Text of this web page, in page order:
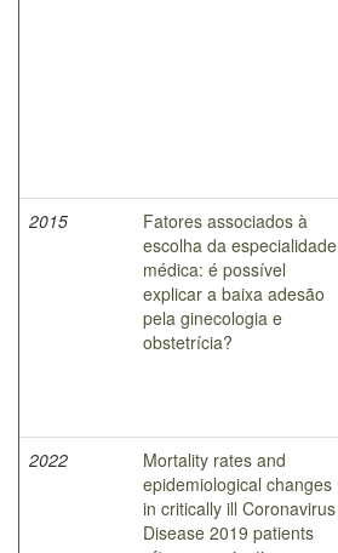
2015
Fatores associados à
escolha da especialidade
médica: é possível
explicar a baixa adesão
pela ginecologia e
obstetrícia?
2022
Mortality rates and
epidemiological changes
in critically ill Coronavirus
Disease 2019 patients